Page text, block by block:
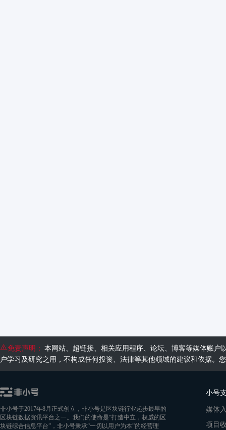
免责声明： 本网站、超链接、相关应用程序、论坛、博客等媒体账
户学习及研究之用，不构成任何投资、法律等其他领域的建议和依据
非小号于2017年8月正式创立，非小号是区块链行业起步最早的
区块链数据资讯平台之一。我们的使命是“打造中立，权威的区
块链综合信息平台”，非小号秉承“一切以用户为本”的经营理
小号
媒体
项目